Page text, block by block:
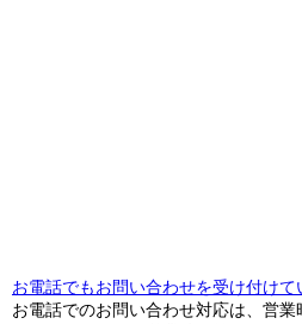
お電話でもお問い合わせを受け付けて
お電話でのお問い合わせ対応は、営